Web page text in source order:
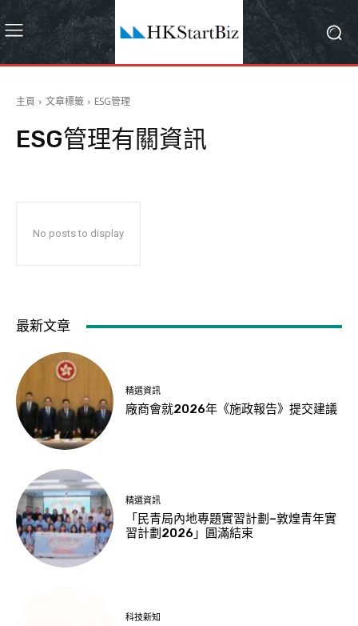
主頁 文章標籤 ESG管理
ESG管理有關資訊
No posts to display
最新文章
精選資訊
廠商會就2026年《施政報告》提交建議
精選資訊
「民青局內地專題實習計劃–敦煌青年實
習計劃2026」圓滿結束
科技新知